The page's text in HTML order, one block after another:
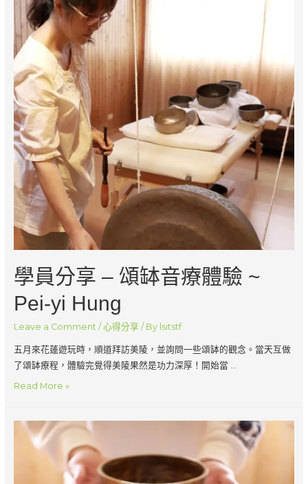
對
頌
缽
的
熱
愛，
我
參
加
這
門
課，
看
見
好
久
不
見
的
美
陵
師
裡
學員分享 – 頌缽音療體驗 ~
Pei-yi Hung
Leave a Comment /心得分享 / By lsitstf
五月來花蓮遊玩時，順道拜訪美陵，並詢問一些頌缽的觀念。當天互做
了頌缽療程，體驗完覺得美陵果然是功力深厚！開始當 …
學
Read More »